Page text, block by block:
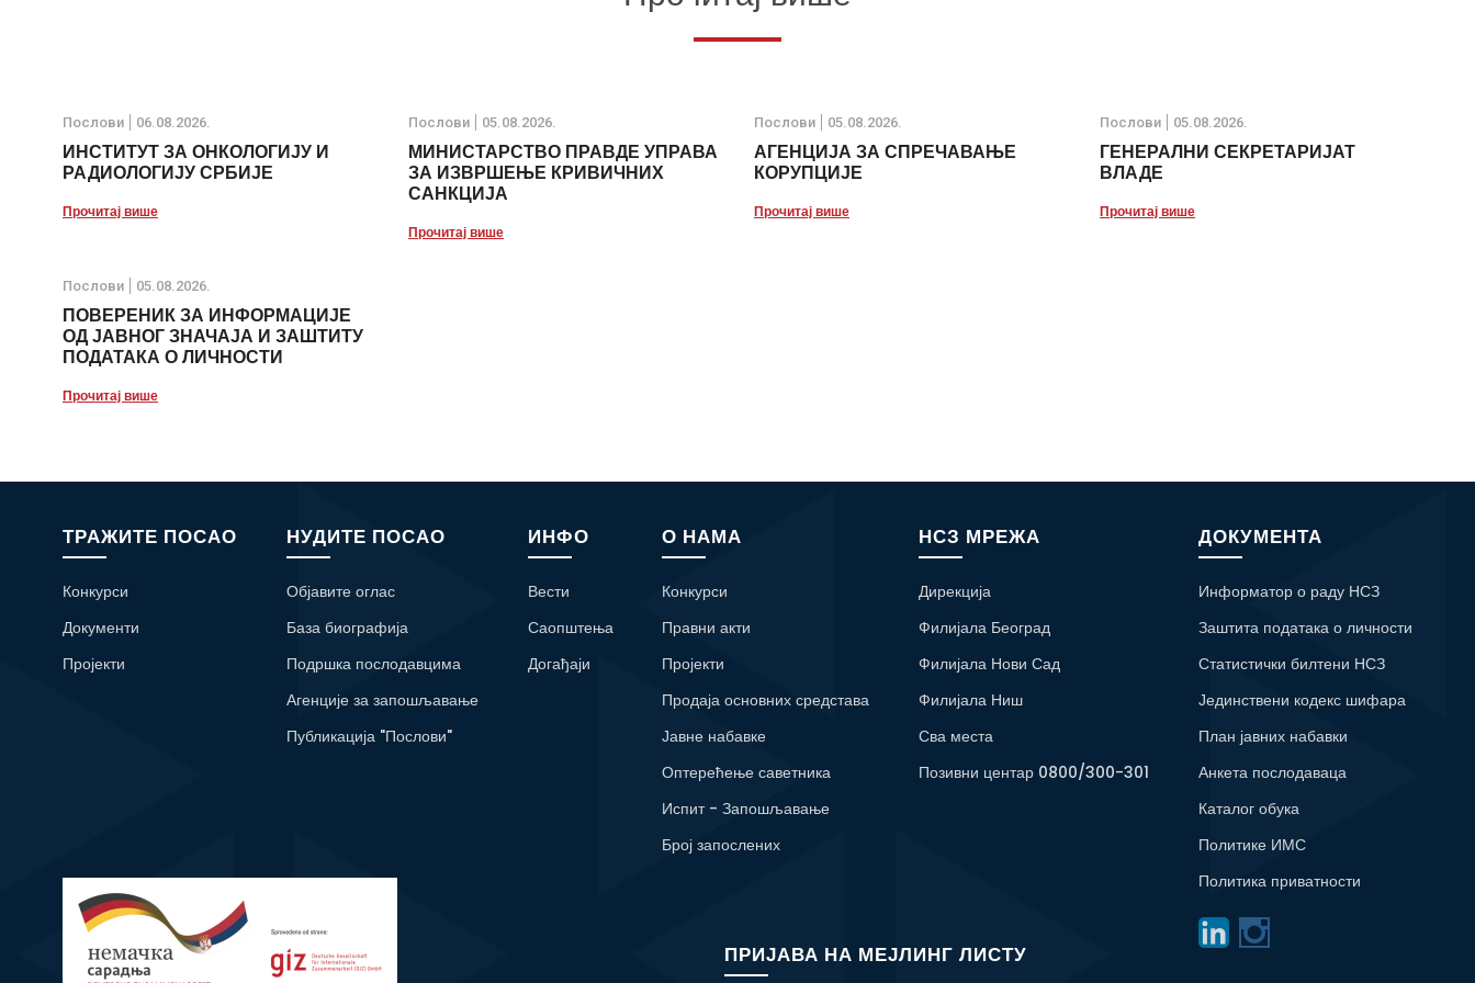
Послови 06.08.2026.
ИНСТИТУТ ЗА ОНКОЛОГИЈУ И
РАДИОЛОГИЈУ СРБИЈЕ
Прочитај више
Послови 05.08.2026.
МИНИСТАРСТВО ПРАВДЕ УПРАВА
ЗА ИЗВРШЕЊЕ КРИВИЧНИХ
САНКЦИЈА
Прочитај више
Послови 05.08.2026.
АГЕНЦИЈА ЗА СПРЕЧАВАЊЕ
КОРУПЦИЈЕ
Прочитај више
Послови 05.08.2026.
ГЕНЕРАЛНИ СЕКРЕТАРИЈАТ
ВЛАДЕ
Прочитај више
Послови 05.08.2026.
ПОВЕРЕНИК ЗА ИНФОРМАЦИЈЕ
ОД ЈАВНОГ ЗНАЧАЈА И ЗАШТИТУ
ПОДАТАКА О ЛИЧНОСТИ
Прочитај више
ТРАЖИТЕ ПОСАО
Конкурси
Документи
Пројекти
НУДИТЕ ПОСАО
Објавите оглас
База биографија
Подршка послодавцима
Агенције за запошљавање
Публикација "Послови"
ИНФО
Вести
Саопштења
Догађаји
О НАМА
Конкурси
Правни акти
Пројекти
Продаја основних средстава
Јавне набавке
Оптерећење саветника
Испит - Запошљавање
Број запослених
НСЗ МРЕЖА
Дирекција
Филијала Београд
Филијала Нови Сад
Филијала Ниш
Сва места
Позивни центар 0800/300-301
ДОКУМЕНТА
Информатор о раду НСЗ
Заштита података о личности
Статистички билтени НСЗ
Јединствени кодекс шифара
План јавних набавки
Анкета послодаваца
Каталог обука
Политике ИМС
Политика приватности
ПРИЈАВА НА МЕЈЛИНГ ЛИСТУ